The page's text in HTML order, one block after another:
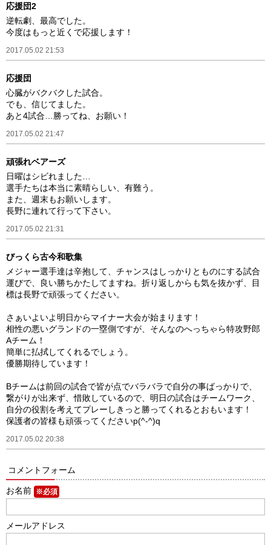
応援団2
逆転劇、最高でした。
今度はもっと近くで応援します！
2017.05.02 21:53
応援団
心臓がバクバクした試合。
でも、信じてました。
あと4試合…勝ってね、お願い！
2017.05.02 21:47
頑張れベアーズ
日曜はシビれました…
選手たちは本当に素晴らしい、有難う。
また、週末もお願いします。
長野に連れて行って下さい。
2017.05.02 21:31
びっくら古今和歌集
メジャー選手達は辛抱して、チャンスはしっかりとものにする試合
運びで、良い勝ちかたしてますね。折り返しからも気を抜かず、目
標は長野で頑張ってください。
さぁいよいよ明日からマイナー大会が始まります！
相性の悪いグランドの一塁側ですが、そんなのへっちゃら特攻野郎
Aチーム！
簡単に払拭してくれるでしょう。
優勝期待しています！
Bチームは前回の試合で皆が点でバラバラで自分の事ばっかりで、
繋がりが出来ず、惜敗しているので、明日の試合はチームワーク、
自分の役割を考えてプレーしきっと勝ってくれるとおもいます！
保護者の皆様も頑張ってくださいp(^-^)q
2017.05.02 20:38
コメントフォーム
お名前 ※必須
メールアドレス